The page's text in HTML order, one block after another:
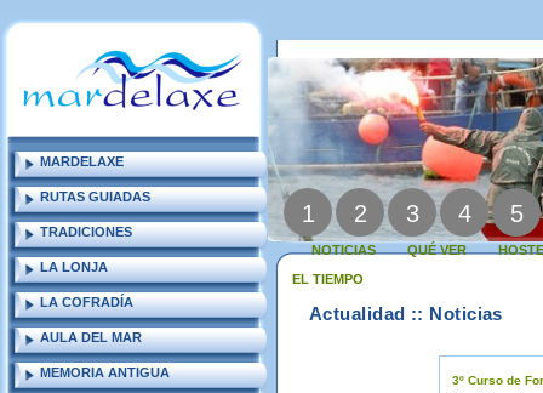
MARDELAXE
RUTAS GUIADAS
TRADICIONES
LA LONJA
LA COFRADÍA
AULA DEL MAR
MEMORIA ANTIGUA
1 2 3 4 5
NOTICIAS QUÉ VER
EL TIEMPO
Actualidad :: Noticias
3º Curso de